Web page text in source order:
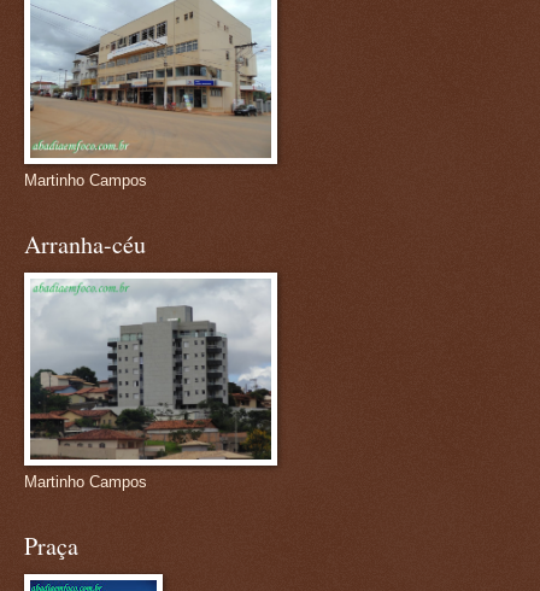
Martinho Campos
Arranha-céu
Martinho Campos
Praça